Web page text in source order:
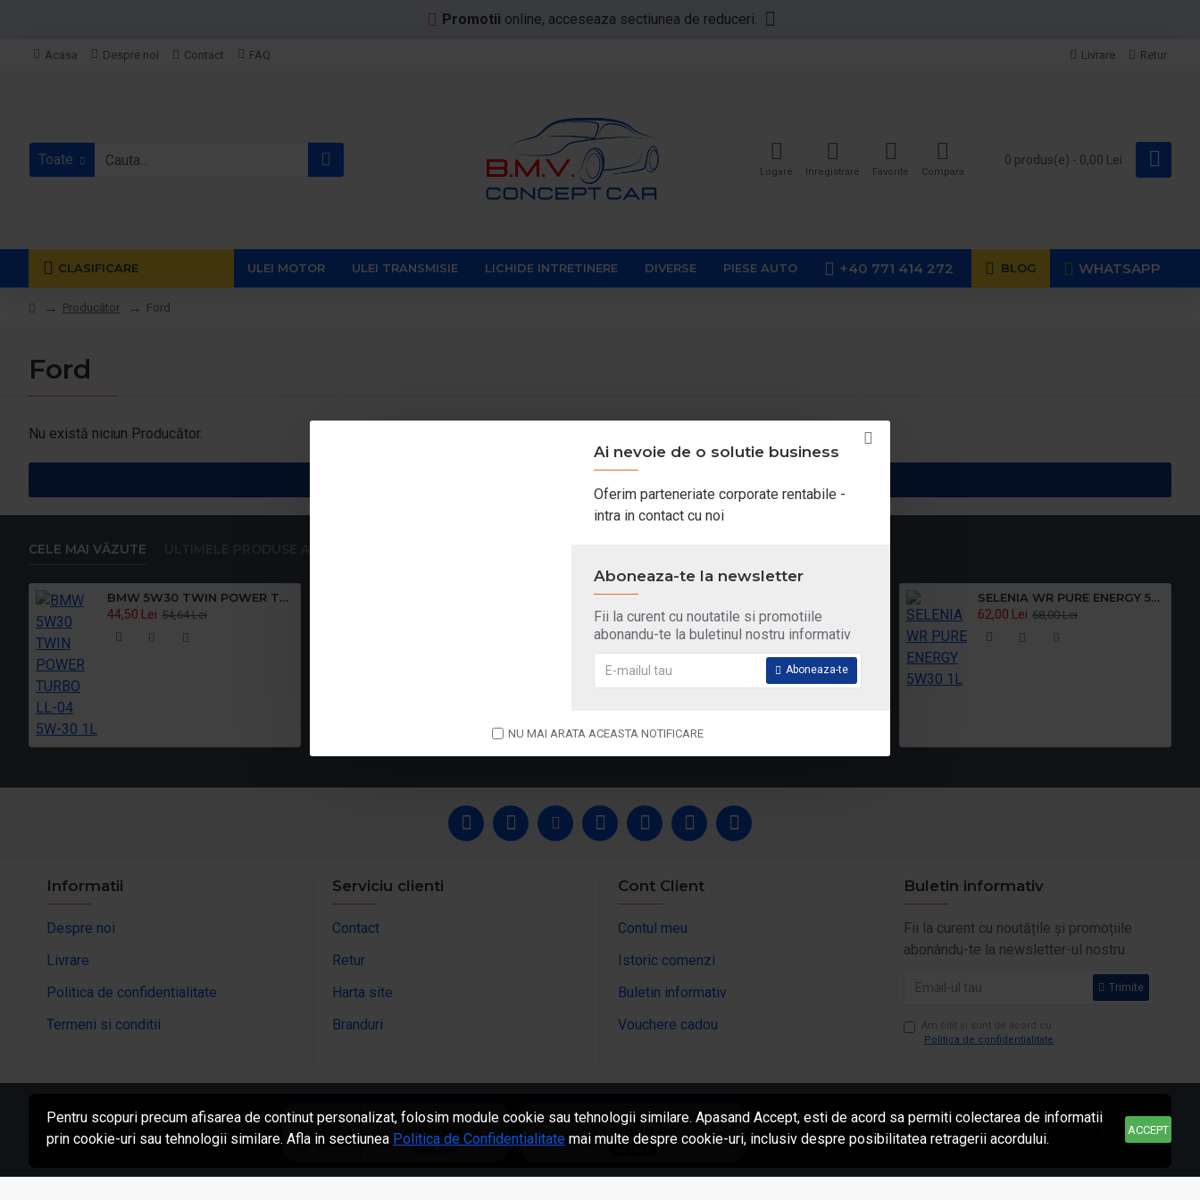
Ai nevoie de o solutie business
Oferim parteneriate corporate rentabile -
intra in contact cu noi
Aboneaza-te la newsletter
Fii la curent cu noutatile si promotiile
abonandu-te la buletinul nostru informativ
Aboneaza-te
NU MAI ARATA ACEASTA NOTIFICARE
Promotii online, acceseaza sectiunea de reduceri.
Acasa Despre noi Contact FAQ Livrare Retur
Toate
Logare Inregistrare Favorite Compara
0 produs(e) - 0,00 Lei
CLASIFICARE ULEI MOTOR ULEI TRANSMISIE LICHIDE INTRETINERE DIVERSE PIESE AUTO +40 771 414 272 BLOG WHATSAPP
Producător Ford
Ford
Nu există niciun Producător.
CELE MAI VĂZUTE
BMW 5W30 TWIN POWER TURBO LL-04 5W-30 1L
44,50 Lei 54,64 Lei
162,19 Lei 163,39 Lei
SELENIA WR PURE ENERGY 5W30 1L
62,00 Lei 68,00 Lei
Informatii
Despre noi
Livrare
Politica de confidentialitate
Termeni si conditii
Serviciu clienti
Contact
Retur
Harta site
Branduri
Cont Client
Contul meu
Istoric comenzi
Buletin informativ
Vouchere cadou
Buletin informativ
Fii la curent cu noutățile și promoțiile
abonându-te la newsletter-ul nostru
Trimite
Am citit şi sunt de acord cu
Politica de confidentialitate
Made with ❤ by ServiciiWeb
B.M.V. Concept Car © 2026
ACCEPT
Pentru scopuri precum afisarea de continut personalizat, folosim module cookie sau tehnologii similare. Apasand Accept, esti de acord sa permiti colectarea de informatii
prin cookie-uri sau tehnologii similare. Afla in sectiunea Politica de Confidentialitate mai multe despre cookie-uri, inclusiv despre posibilitatea retragerii acordului.